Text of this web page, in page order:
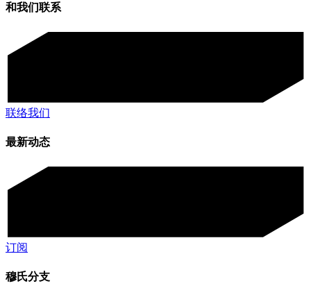
和我们联系
联络我们
最新动态
订阅
穆氏分支